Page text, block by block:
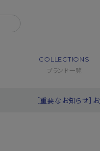
COLLECTIONS
ブランド一覧
［重要なお知らせ